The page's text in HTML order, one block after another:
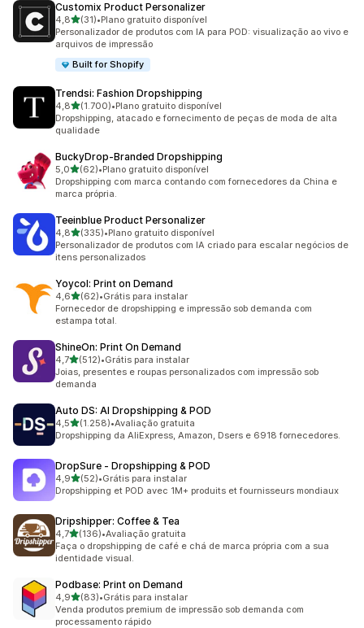
Customix Product Personalizer
4,8de 5 estrelas
(31)
31 avaliações ao todo
•Plano gratuito disponível
Personalizador de produtos com IA para POD: visualização ao vivo e
arquivos de impressão
Built for Shopify
Trendsi: Fashion Dropshipping
4,8de 5 estrelas
(1.700)
1700 avaliações ao todo
•Plano gratuito disponível
Dropshipping, atacado e fornecimento de peças de moda de alta
qualidade
BuckyDrop‑Branded Dropshipping
5,0de 5 estrelas
(62)
62 avaliações ao todo
•Plano gratuito disponível
Dropshipping com marca contando com fornecedores da China e
marca própria.
Teeinblue Product Personalizer
4,8de 5 estrelas
(335)
335 avaliações ao todo
•Plano gratuito disponível
Personalizador de produtos com IA criado para escalar negócios de
itens personalizados
Yoycol: Print on Demand
4,6de 5 estrelas
(62)
62 avaliações ao todo
•Grátis para instalar
Fornecedor de dropshipping e impressão sob demanda com
estampa total.
ShineOn: Print On Demand
4,7de 5 estrelas
(512)
512 avaliações ao todo
•Grátis para instalar
Joias, presentes e roupas personalizados com impressão sob
demanda
Auto DS: AI Dropshipping & POD
4,5de 5 estrelas
(1.258)
1258 avaliações ao todo
•Avaliação gratuita
Dropshipping da AliExpress, Amazon, Dsers e 6918 fornecedores.
DropSure ‑ Dropshipping & POD
4,9de 5 estrelas
(52)
52 avaliações ao todo
•Grátis para instalar
Dropshipping et POD avec 1M+ produits et fournisseurs mondiaux
Dripshipper: Coffee & Tea
4,7de 5 estrelas
(136)
136 avaliações ao todo
•Avaliação gratuita
Faça o dropshipping de café e chá de marca própria com a sua
identidade visual.
Podbase: Print on Demand
4,9de 5 estrelas
(83)
83 avaliações ao todo
•Grátis para instalar
Venda produtos premium de impressão sob demanda com
processamento rápido